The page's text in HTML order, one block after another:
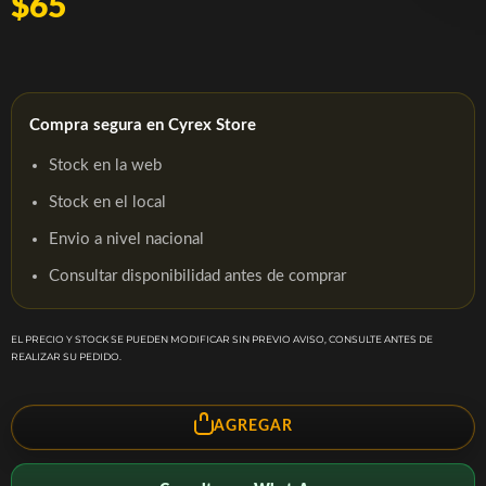
$65
Compra segura en Cyrex Store
Stock en la web
Stock en el local
Envio a nivel nacional
Consultar disponibilidad antes de comprar
EL PRECIO Y STOCK SE PUEDEN MODIFICAR SIN PREVIO AVISO, CONSULTE ANTES DE
REALIZAR SU PEDIDO.
AGREGAR